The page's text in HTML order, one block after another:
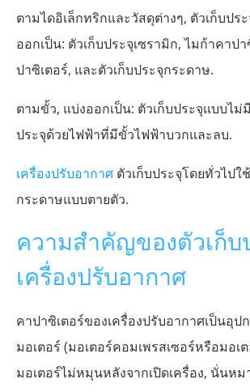
ตามไดอิเล็กทริกและวัสดุต่างๆ, ตัวเก็บปร
ออกเป็น: ตัวเก็บประจุเซรามิก, ไมก้าคาป
ปาซิเตอร์, และตัวเก็บประจุกระดาษ.
ตามขั้ว, แบ่งออกเป็น: ตัวเก็บประจุแบบไม่
ประจุด้วยไฟฟ้าที่มีขั้วไฟฟ้าบวกและลบ.
เครื่องปรับอากาศ ตัวเก็บประจุโดยทั่วไปใ
กระดาษแบบตายตัว.
ความสำคัญของตัวเก็บ
เครื่องปรับอากาศ
คาปาซิเตอร์ของเครื่องปรับอากาศเป็นอุ
มอเตอร์ (มอเตอร์คอมเพรสเซอร์หรือมอเ
มอเตอร์ไม่หมุนหลังจากเปิดเครื่อง, นั่นหม